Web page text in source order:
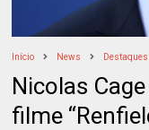
Início News Destaques
Nicolas
filme